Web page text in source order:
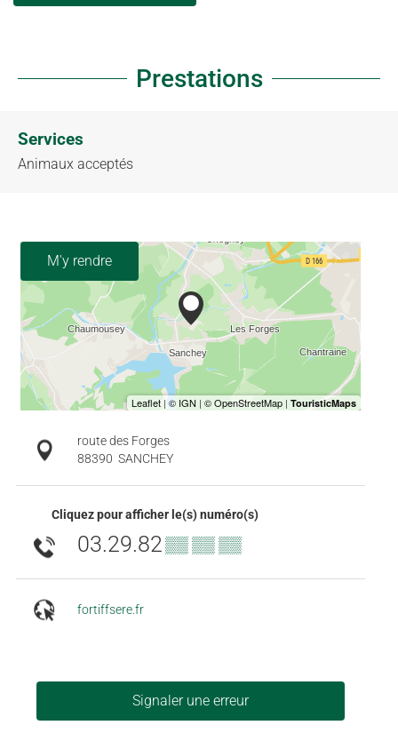
Prestations
Services
Animaux acceptés
M'y rendre
route des Forges
88390 SANCHEY
Cliquez pour afficher le(s) numéro(s)
03.29.82▒▒ ▒▒ ▒▒
fortiffsere.fr
Signaler une erreur